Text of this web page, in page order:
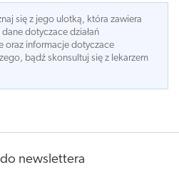
się z jego ulotką, która zawiera
dotyczace działań
oraz informacje dotyczace
bądź skonsultuj się z lekarzem
newslettera